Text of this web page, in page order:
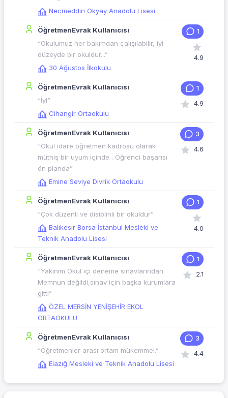
Necmeddin Okyay Anadolu Lisesi
ÖğretmenEvrak Kullanıcısı
“Okulumuz her bakımdan çalışılabilir, iyi
düzeyde bir okuldur...”
30 Ağustos İlkokulu
1
4.9
ÖğretmenEvrak Kullanıcısı
“İyi”
Cihangir Ortaokulu
1
4.9
ÖğretmenEvrak Kullanıcısı
“Okul idare öğretmen kadrosu olarak
müthiş bir uyum içinde . Öğrenci başarısı
ön planda”
Emine Seviye Divrik Ortaokulu
3
4.6
ÖğretmenEvrak Kullanıcısı
“Çok düzenli ve disiplinli bir okuldur”
Balıkesir Borsa İstanbul Mesleki ve
Teknik Anadolu Lisesi
1
4.0
ÖğretmenEvrak Kullanıcısı
“Yakınım Okul içi deneme sınavlarından
Memnun değildi,sınav için başka kurumlara
gitti”
ÖZEL MERSİN YENİŞEHİR EKOL
ORTAOKULU
1
2.1
ÖğretmenEvrak Kullanıcısı
“Öğretmenler arası ortam mükemmel.”
Elazığ Mesleki ve Teknik Anadolu Lisesi
3
4.4